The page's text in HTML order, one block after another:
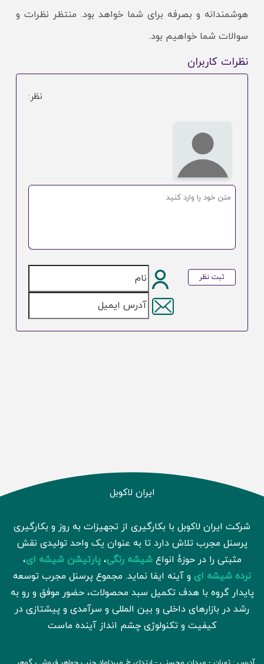
هوشمندانه و بصرفه برای شما خواهد بود. منتظر نظرات و
سوالات شما خواهیم بود.
نظرات کاربران
نظر:
ثبت نظر
ایران لاکوبل
شرکت ایران لاکوبل با بکارگیری از تجهیزات به روز و بکارگیری
پرسنل مجرب تلاش دارد تا به عنوان یک واحد تولیدی نقش
مثبتی را در حوزۀ انواعشیشه رنگی،پارتیشن شیشه ای،
نرده شیشه ای و آینه ایفا نماید. مجموع پرسنل مجرب توسعه
پایدار گروه با هدف تکمیل سبد محصولات، حضور موفق و رو به
رشد در بازارهای داخلی و بین المللی و سرآمدی و پیشتازی در
کیفیت و تکنولوژی چشم انداز آینده ماست